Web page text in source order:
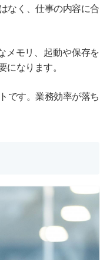
なく、仕事の内容に合
メモリ、起動や保存を
なります。
です。業務効率が落ち